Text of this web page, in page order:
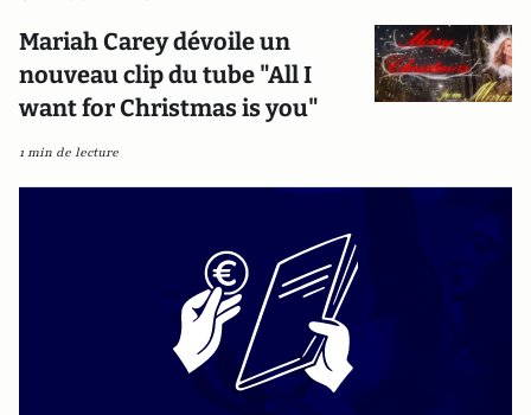
Mariah Carey dévoile un
nouveau clip du tube "All I
want for Christmas is you"
1 min de lecture